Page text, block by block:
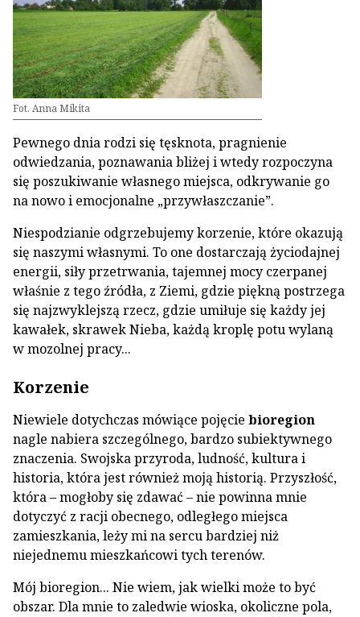
Fot. Anna Mikita
Pewnego dnia rodzi się tęsknota, pragnienie
odwiedzania, poznawania bliżej i wtedy rozpoczyna
się poszukiwanie własnego miejsca, odkrywanie go
na nowo i emocjonalne „przywłaszczanie”.
Niespodzianie odgrzebujemy korzenie, które okazują
się naszymi własnymi. To one dostarczają życiodajnej
energii, siły przetrwania, tajemnej mocy czerpanej
właśnie z tego źródła, z Ziemi, gdzie piękną postrzega
się najzwyklejszą rzecz, gdzie umiłuje się każdy jej
kawałek, skrawek Nieba, każdą kroplę potu wylaną
w mozolnej pracy...
Korzenie
Niewiele dotychczas mówiące pojęcie bioregion
nagle nabiera szczególnego, bardzo subiektywnego
znaczenia. Swojska przyroda, ludność, kultura i
historia, która jest również moją historią. Przyszłość,
która – mogłoby się zdawać – nie powinna mnie
dotyczyć z racji obecnego, odległego miejsca
zamieszkania, leży mi na sercu bardziej niż
niejednemu mieszkańcowi tych terenów.
Mój bioregion... Nie wiem, jak wielki może to być
obszar. Dla mnie to zaledwie wioska, okoliczne pola,